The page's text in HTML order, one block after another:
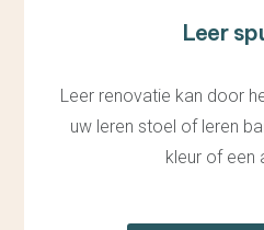
Leer
Leer renovatie kan door
uw leren stoel of leren
kleur of een